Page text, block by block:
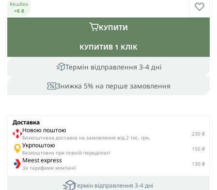
Термін відправлення 3-4 дні
Знижка 5% на перше замовлення
КУПИТИВ 1 КЛІК
КУПИТИ
Кешбек
+6 ₴
Доставка
Новою поштою
Безкоштовна доставка на замовлення від 2 тис. грн.
230 ₴
Укрпоштою
Безкоштовно при повній передплаті
150 ₴
Meest express
За тарифами компанії
130 ₴
Термін відправлення 3-4 дні